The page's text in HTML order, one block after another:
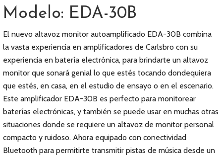
Modelo: EDA-30B
El nuevo altavoz monitor autoamplificado EDA-30B combina
la vasta experiencia en amplificadores de Carlsbro con su
experiencia en batería electrónica, para brindarte un altavoz
monitor que sonará genial lo que estés tocando dondequiera
que estés, en casa, en el estudio de ensayo o en el escenario.
Este amplificador EDA-30B es perfecto para monitorear
baterías electrónicas, y también se puede usar en muchas otras
situaciones donde se requiere un altavoz de monitor personal
compacto y ruidoso. Ahora equipado con conectividad
Bluetooth para permitirte transmitir pistas de música desde un